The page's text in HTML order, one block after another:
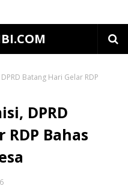
Batang Hari Gelar RDP
DPRD
Bahas